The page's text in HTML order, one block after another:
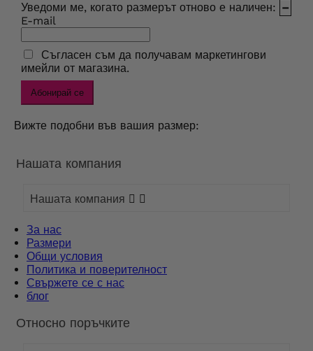
Уведоми ме, когато размерът отново е наличен: –
E-mail
Съгласен съм да получавам маркетингови
имейли от магазина.
Абонирай се
Вижте подобни във вашия размер:
Нашата компания
Нашата компания  
За нас
Размери
Общи условия
Политика и поверителност
Свържете се с нас
блог
Относно поръчките